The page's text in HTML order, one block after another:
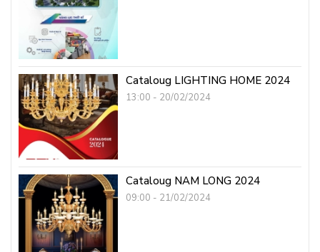
Cataloug LIGHTING HOME 2024
13:00 - 20/02/2024
Cataloug NAM LONG 2024
09:00 - 21/02/2024